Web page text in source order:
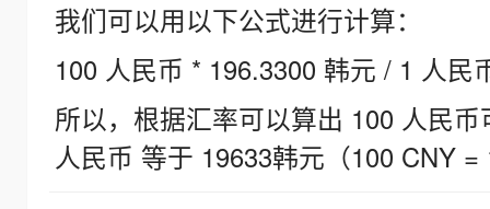
我们可以用以下公式进行计算：
100 人民币 * 196.3300 韩元 / 1 人民
所以，根据汇率可以算出 100 人民
人民币 等于 19633韩元（100 CNY =